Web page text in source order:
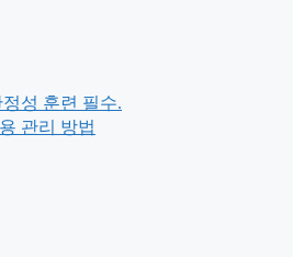
성 훈련 필수.
관리 방법